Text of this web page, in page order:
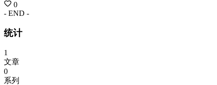
0
- END -
统计
1
文章
0
系列